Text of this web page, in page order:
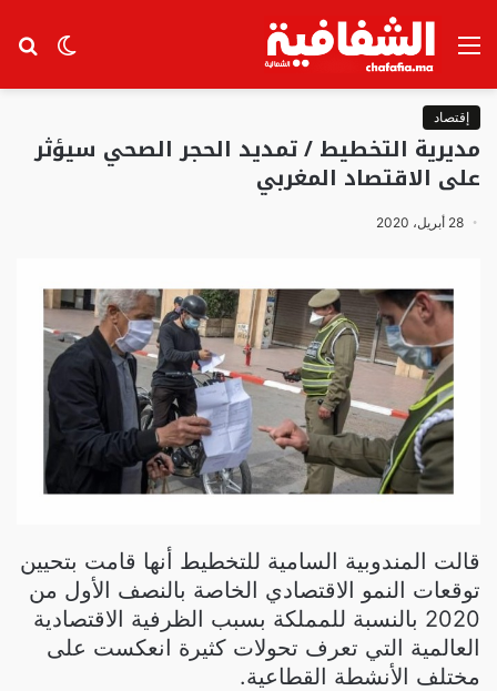
الوضع
القائمة
إقتصاد
مديرية التخطيط / تمديد الحجر الصحي سيؤثر
على الاقتصاد المغربي
28 أبريل، 2020
قالت المندوبية السامية للتخطيط أنها قامت بتحيين
توقعات النمو الاقتصادي الخاصة بالنصف الأول من
2020 بالنسبة للمملكة بسبب الظرفية الاقتصادية
العالمية التي تعرف تحولات كثيرة انعكست على
مختلف الأنشطة القطاعية.